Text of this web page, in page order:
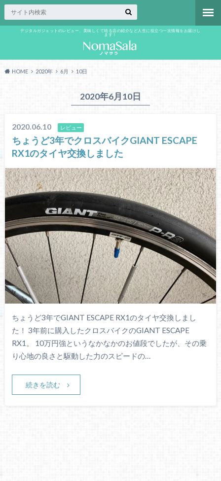
デジタルガジェットのレビュー、美味しくて唸る店の紹介など人生に役立つ一次情報をお届けし
ます！
HOME 2020年 6月 10日
2020年6月10日
2020.06.10 レビュー
ちょうど3年でクロスバイクGIANT ESCAPE
RX1のタイヤ交換しました
ちょうど3年でGIANT ESCAPE RX1のタイヤ交換しまし
た！ 3年前に購入したクロスバイクのGIANT ESCAPE
RX1。 10万円強というなかなかのお値段でしたが、その乗
り心地の良さと駆動した力のスピードの…
続きを読む